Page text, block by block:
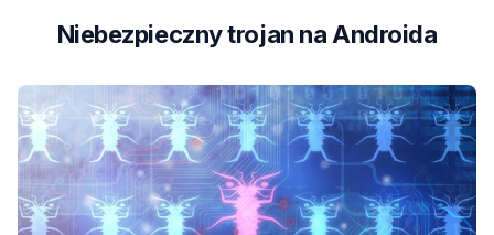
Niebezpieczny trojan na Androida